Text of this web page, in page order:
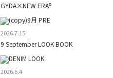
GYDA×NEW ERA®
2026.7.15
9 September LOOK BOOK
2026.6.4